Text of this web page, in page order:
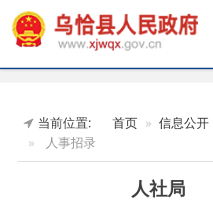
人事招录
人社局
（信息更新责任人：米柯，